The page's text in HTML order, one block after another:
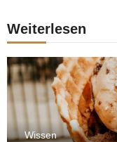
Weiterlesen
Wissen